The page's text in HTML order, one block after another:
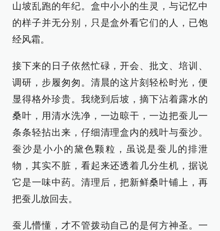
山坡乱跑的年纪。盒中小小的生灵，与记忆中
的样子并无分别，只是盒外看它们的人，已饱
经风霜。
接下来的日子依然忙碌，开会、批文、培训、
调研，步履匆匆。清晨的这片刻轻松时光，便
显得格外珍贵。我绕到后坡，摘下沾着露水的
桑叶，用清水洗净，一边晾干，一边把蚕儿一
条条轻拈出来，仔细清理盒内的残叶与蚕沙。
蚕沙是小小的黛色颗粒，虽说是蚕儿的排泄
物，其实不脏，看起来还透着几分生机，据说
它是一味中药。清理后，把新鲜桑叶铺上，再
把蚕儿放回去。
蚕儿懵懂，才不管拨动自己的是何方神圣。一